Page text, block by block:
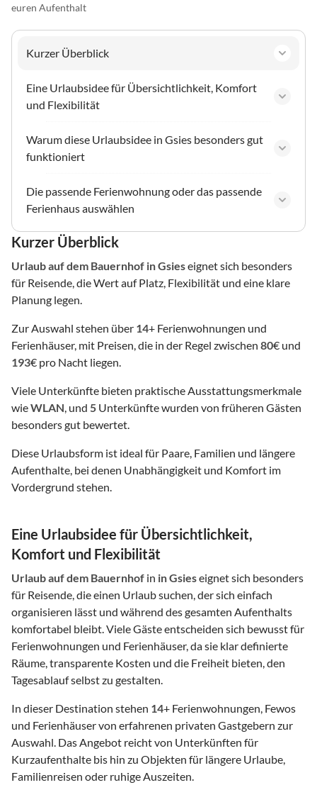
euren Aufenthalt
Kurzer Überblick
Eine Urlaubsidee für Übersichtlichkeit, Komfort
und Flexibilität
Warum diese Urlaubsidee in Gsies besonders gut
funktioniert
Die passende Ferienwohnung oder das passende
Ferienhaus auswählen
Kurzer Überblick
Urlaub auf dem Bauernhof in Gsieseignet sich besonders
für Reisende, die Wert auf Platz, Flexibilität und eine klare
Planung legen.
Zur Auswahl stehen über 14+ Ferienwohnungen und
Ferienhäuser, mit Preisen, die in der Regel zwischen 80€ und
193€ pro Nacht liegen.
Viele Unterkünfte bieten praktische Ausstattungsmerkmale
wieWLAN, und 5 Unterkünfte wurden von früheren Gästen
besonders gut bewertet.
Diese Urlaubsform ist ideal für Paare, Familien und längere
Aufenthalte, bei denen Unabhängigkeit und Komfort im
Vordergrund stehen.
Eine Urlaubsidee für Übersichtlichkeit,
Komfort und Flexibilität
Urlaub auf dem Bauernhof in in Gsieseignet sich besonders
für Reisende, die einen Urlaub suchen, der sich einfach
organisieren lässt und während des gesamten Aufenthalts
komfortabel bleibt. Viele Gäste entscheiden sich bewusst für
Ferienwohnungen und Ferienhäuser, da sie klar definierte
Räume, transparente Kosten und die Freiheit bieten, den
Tagesablauf selbst zu gestalten.
In dieser Destination stehen 14+ Ferienwohnungen, Fewos
und Ferienhäuser von erfahrenen privaten Gastgebern zur
Auswahl. Das Angebot reicht von Unterkünften für
Kurzaufenthalte bis hin zu Objekten für längere Urlaube,
Familienreisen oder ruhige Auszeiten.